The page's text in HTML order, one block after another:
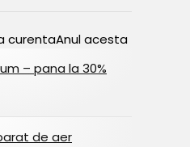
curentaAnul acesta
– pana la 30%
de aer